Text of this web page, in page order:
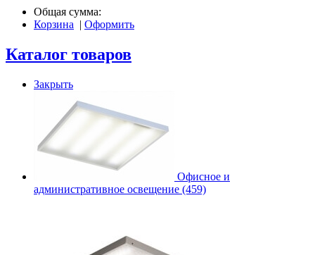
Общая сумма:
Корзина | Оформить
Каталог товаров
Закрыть
Офисное и
административное освещение (459)